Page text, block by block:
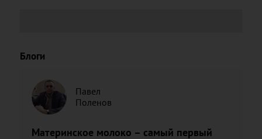
Блоги
Павел
Поленов
Материнское молоко – самый первый